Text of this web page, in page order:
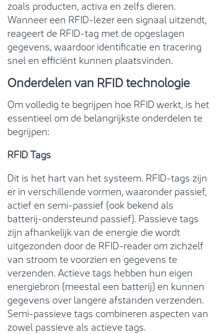
zoals producten, activa en zelfs dieren.
Wanneer een RFID-lezer een signaal uitzendt,
reageert de RFID-tag met de opgeslagen
gegevens, waardoor identificatie en tracering
snel en efficiënt kunnen plaatsvinden.
Onderdelen van RFID technologie
Om volledig te begrijpen hoe RFID werkt, is het
essentieel om de belangrijkste onderdelen te
begrijpen:
RFID Tags
Dit is het hart van het systeem. RFID-tags zijn
er in verschillende vormen, waaronder passief,
actief en semi-passief (ook bekend als
batterij-ondersteund passief). Passieve tags
zijn afhankelijk van de energie die wordt
uitgezonden door de RFID-reader om zichzelf
van stroom te voorzien en gegevens te
verzenden. Actieve tags hebben hun eigen
energiebron (meestal een batterij) en kunnen
gegevens over langere afstanden verzenden.
Semi-passieve tags combineren aspecten van
zowel passieve als actieve tags.